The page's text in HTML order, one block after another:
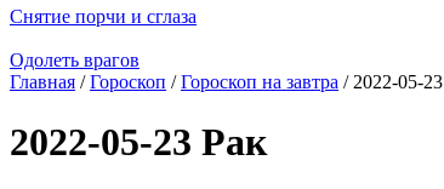
Снятие порчи и сглаза
Одолеть врагов
Главная /Гороскоп /Гороскоп на завтра / 2022-05-23
2022-05-23 Рак